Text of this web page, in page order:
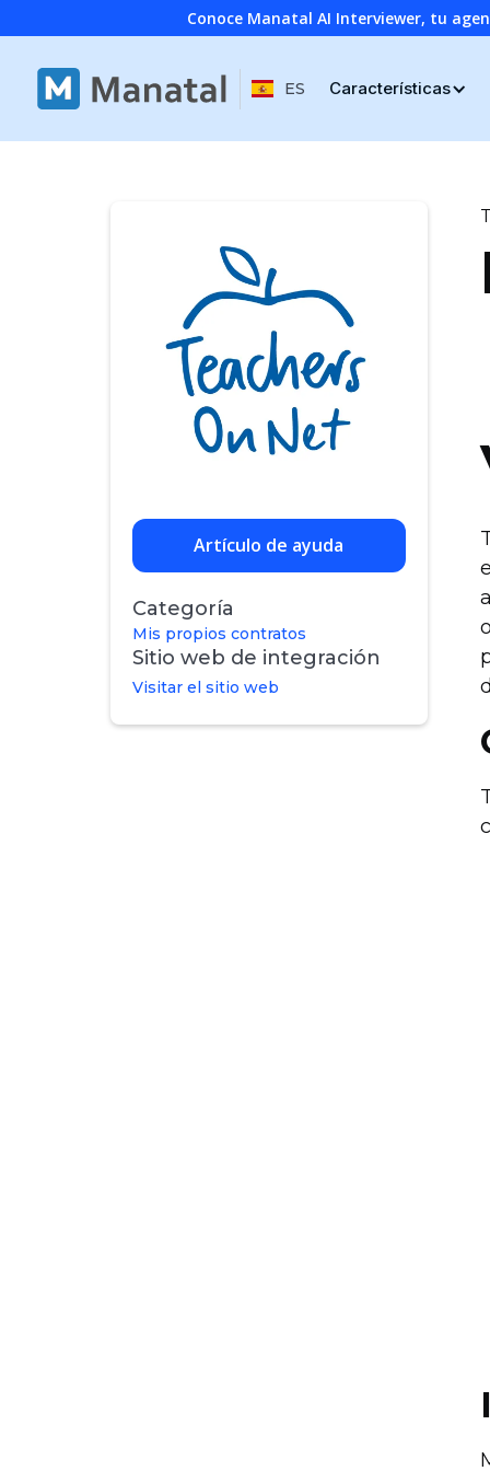
Conoce Manatal AI Interviewer, tu
ES Características
Artículo de ayuda
Categoría
Mis propios contratos
Sitio web de integración
Visitar el sitio web